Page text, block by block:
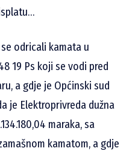
odricali kamata u
19 Ps koji se vodi pred
a gdje je Općinski sud
je Elektroprivreda dužna
maraka, sa
kamatom, a gdje